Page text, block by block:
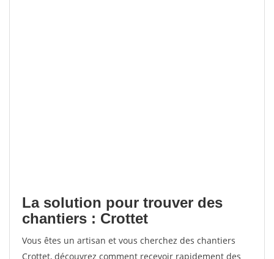
La solution pour trouver des
chantiers : Crottet
Vous êtes un artisan et vous cherchez des chantiers
Crottet, découvrez comment recevoir rapidement des